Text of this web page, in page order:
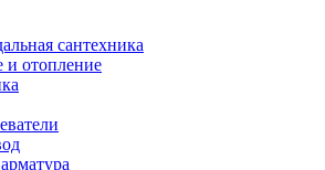
сантехника
и отопление